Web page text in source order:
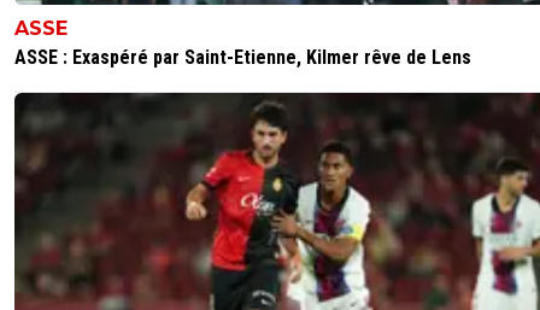
Il a raison On verra dans le futur
0+ Répondre
ASSE
ASSE : Exaspéré par Saint-Etienne, Kilmer rêve de Lens